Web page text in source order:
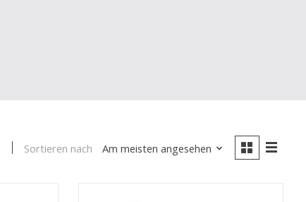
Sortieren nach Am meisten angesehen